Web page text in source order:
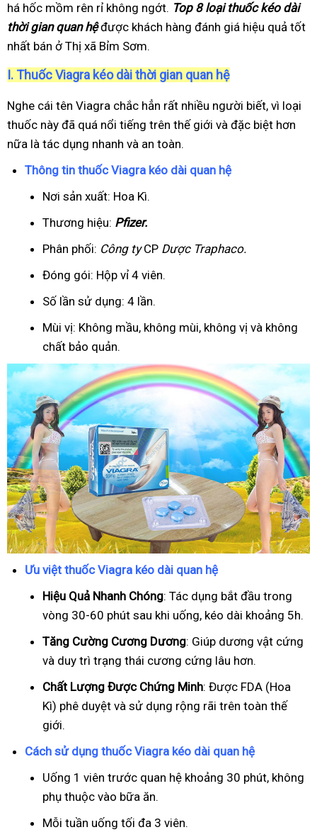
há hốc mồm rên rỉ không ngớt. Top 8 loại thuốc kéo dài
thời gian quan hệđược khách hàng đánh giá hiệu quả tốt
nhất bán ở Thị xã Bỉm Sơm.
I. Thuốc Viagra kéo dài thời gian quan hệ
Nghe cái tên Viagra chắc hẳn rất nhiều người biết, vì loại
thuốc này đã quá nổi tiếng trên thế giới và đặc biệt hơn
nữa là tác dụng nhanh và an toàn.
Thông tin thuốc Viagra kéo dài quan hệ
Nơi sản xuất: Hoa Kì.
Thương hiệu: Pfizer.
Phân phối: Công tyCP Dược Traphaco.
Đóng gói: Hộp vỉ 4 viên.
Số lần sử dụng: 4 lần.
Mùi vị: Không mầu, không mùi, không vị và không
chất bảo quản.
Ưu việt thuốc Viagra kéo dài quan hệ
Hiệu Quả Nhanh Chóng: Tác dụng bắt đầu trong
vòng 30-60 phút sau khi uống, kéo dài khoảng 5h.
Tăng Cường Cương Dương: Giúp dương vật cứng
và duy trì trạng thái cương cứng lâu hơn.
Chất Lượng Được Chứng Minh: Được FDA (Hoa
Kì) phê duyệt và sử dụng rộng rãi trên toàn thế
giới.
Cách sử dụng thuốc Viagra kéo dài quan hệ
Uống 1 viên trước quan hệ khoảng 30 phút, không
phụ thuộc vào bữa ăn.
Mỗi tuần uống tối đa 3 viên.